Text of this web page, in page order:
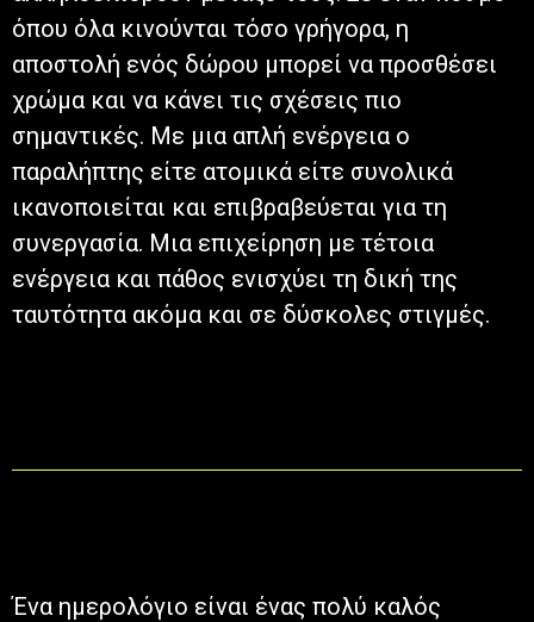
όπου όλα κινούνται τόσο γρήγορα, η
αποστολή ενός δώρου μπορεί να προσθέσει
χρώμα και να κάνει τις σχέσεις πιο
σημαντικές. Με μια απλή ενέργεια ο
παραλήπτης είτε ατομικά είτε συνολικά
ικανοποιείται και επιβραβεύεται για τη
συνεργασία. Μια επιχείρηση με τέτοια
ενέργεια και πάθος ενισχύει τη δική της
ταυτότητα ακόμα και σε δύσκολες στιγμές.
Ένα ημερολόγιο είναι ένας πολύ καλός